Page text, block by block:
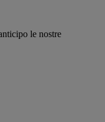
le nostre